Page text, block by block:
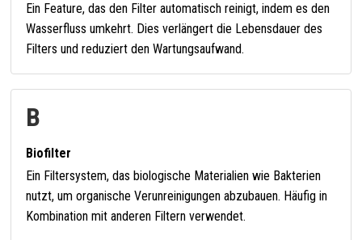
Ein Feature, das den Filter automatisch reinigt, indem es den
Wasserfluss umkehrt. Dies verlängert die Lebensdauer des
Filters und reduziert den Wartungsaufwand.
B
Biofilter
Ein Filtersystem, das biologische Materialien wie Bakterien
nutzt, um organische Verunreinigungen abzubauen. Häufig in
Kombination mit anderen Filtern verwendet.